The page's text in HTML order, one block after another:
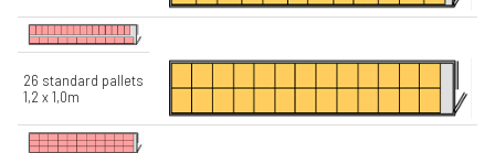
26 standard pallets
1,2 x 1,0m